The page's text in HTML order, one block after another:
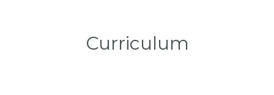
Curriculum